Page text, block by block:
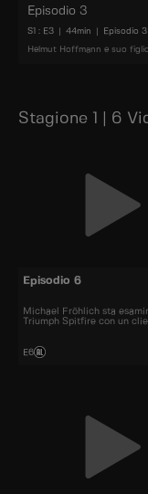
Episodio 3
S1 : E3 44min Episodio 3
Helmut Hoffmann e suo
Stagione 1 | 6
Episodio 6
Michael Fröhlich sta
Triumph Spitfire con un
E6